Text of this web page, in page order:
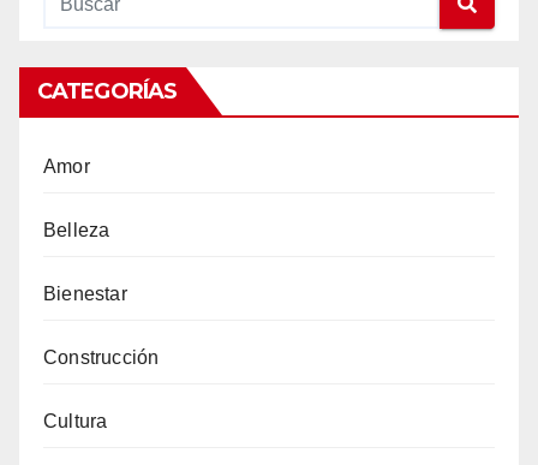
CATEGORÍAS
Amor
Belleza
Bienestar
Construcción
Cultura